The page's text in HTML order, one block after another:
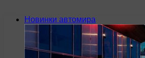
Новинки автомира